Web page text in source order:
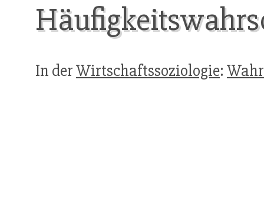
In derWirtschaftssoziologie: